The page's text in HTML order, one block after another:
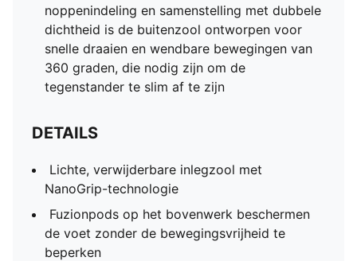
noppenindeling en samenstelling met dubbele
dichtheid is de buitenzool ontworpen voor
snelle draaien en wendbare bewegingen van
360 graden, die nodig zijn om de
tegenstander te slim af te zijn
DETAILS
Lichte, verwijderbare inlegzool met
NanoGrip-technologie
Fuzionpods op het bovenwerk beschermen
de voet zonder de bewegingsvrijheid te
beperken